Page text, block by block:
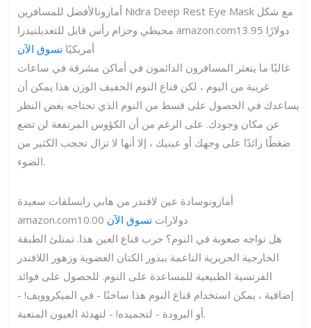
أمازونالأفضل للمسافرين Nidra Deep Rest Eye Mask مع شكل
محيطي وحزام رأس قابل للتعديلنيدرا amazon.com13.95 دولارًا
أمريكيًا تسوق الآن
غالبًا ما يتعثر المسافرون الدائمون في أماكن مشرقة في ساعات
غريبة من اليوم ، لكن قناع النوم الخفيف الوزن هذا يمكن أن
يساعدك في الحصول على قسط من النوم الذي تحتاجه بغض النظر
عن مكان وجودك. على الرغم من أن الكؤوس المرتفعة لن تضع
ضغطًا زائدًا على وجهك أو عينيك ، إلا أنها لا تزال تحجب الكثير من
الضوء.
أمازونوسادة عين لافندر من هابي رابسلفات سعيدة
amazon.com
10.00 دولارات تسوق الآن
هل تواجه صعوبة في النوم؟ جرب قناع العين هذا. تمتلئ الطبقة
الخارجية الحريرية الناعمة ببذور الكتان العضوية وزهور اللافندر
الفرنسية الطبيعية للمساعدة على النوم. للحصول على فوائد
إضافية ، يمكن استخدام قناع النوم هذا ساخنًا - في الميكروويف! -
أو البرودة - لتجميده! - لتهدئة العيون المتعبة.